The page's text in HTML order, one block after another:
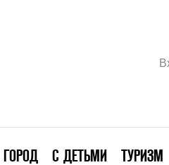
ГОРОД С ДЕТЬМИ ТУРИЗМ